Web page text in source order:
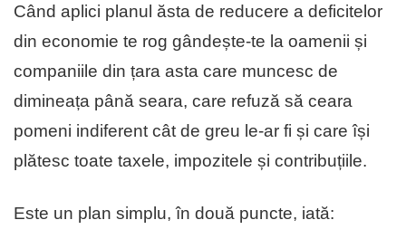
Când aplici planul ăsta de reducere a deficitelor
din economie te rog gândește-te la oamenii și
companiile din țara asta care muncesc de
dimineața până seara, care refuză să ceara
pomeni indiferent cât de greu le-ar fi și care își
plătesc toate taxele, impozitele și contribuțiile.
Este un plan simplu, în două puncte, iată: